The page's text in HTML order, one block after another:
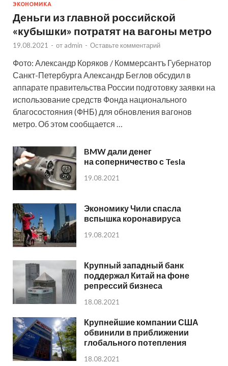
ЭКОНОМИКА
Деньги из главной российской
«кубышки» потратят на вагоны метро
19.08.2021 - от admin - Оставьте комментарий
Фото: Александр Коряков / Коммерсантъ Губернатор
Санкт-Петербурга Александр Беглов обсудил в
аппарате правительства России подготовку заявки на
использование средств Фонда национального
благосостояния (ФНБ) для обновления вагонов
метро. Об этом сообщается …
BMW дали денег
на соперничество с Tesla
19.08.2021
Экономику Чили спасла
вспышка коронавируса
19.08.2021
Крупный западный банк
поддержал Китай на фоне
репрессий бизнеса
18.08.2021
Крупнейшие компании США
обвинили в приближении
глобального потепления
18.08.2021